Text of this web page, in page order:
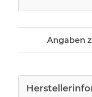
Angaben